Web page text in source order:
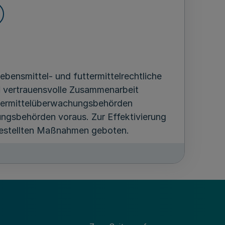
und futtermittelrechtliche
Zusammenarbeit
voraus. Zur Effektivierung
Maßnahmen geboten.